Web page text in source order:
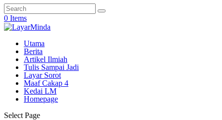
0 Items
Utama
Berita
Artikel Ilmiah
Tulis Sampai Jadi
Layar Sorot
Maaf Cakap 4
Kedai LM
Homepage
Select Page